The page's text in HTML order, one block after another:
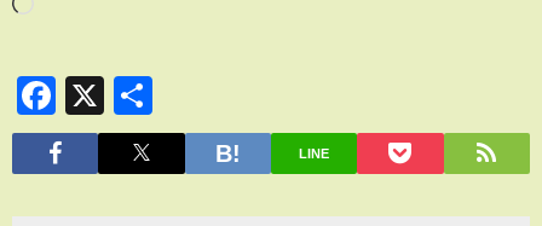
Facebook
X
有
LINE